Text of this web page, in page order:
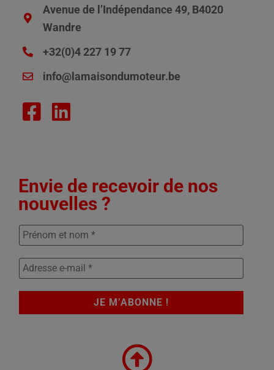
Avenue de l’Indépendance 49, B4020
Wandre
+32(0)4 227 19 77
info@lamaisondumoteur.be
Envie de recevoir de nos
nouvelles ?